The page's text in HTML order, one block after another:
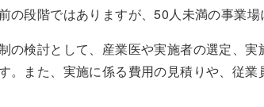
の段階ではありますが、50人未満の事業
の検討として、産業医や実施者の選定、
。また、実施に係る費用の見積りや、従